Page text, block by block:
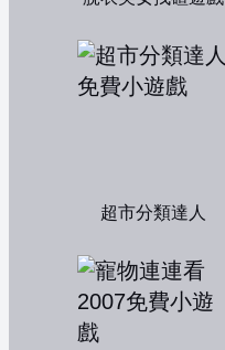
超市分類達人